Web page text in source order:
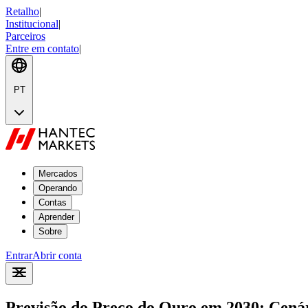
Retalho|
Institucional|
Parceiros
Entre em contato|
PT
Mercados
Operando
Contas
Aprender
Sobre
EntrarAbrir conta